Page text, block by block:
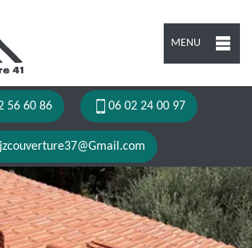
MENU
56 60 86 06 02 24 00 97
jzcouverture37@Gmail.com